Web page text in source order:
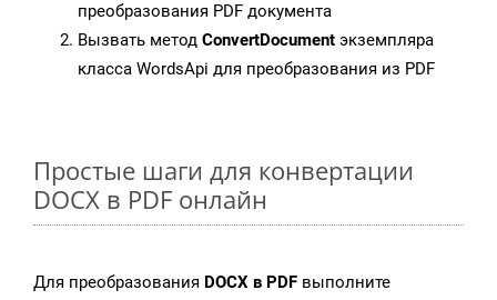
преобразования PDF документа
Вызвать метод ConvertDocument экземпляра
класса WordsApi для преобразования из PDF
Простые шаги для конвертации
DOCX в PDF онлайн
Для преобразования DOCX в PDF выполните